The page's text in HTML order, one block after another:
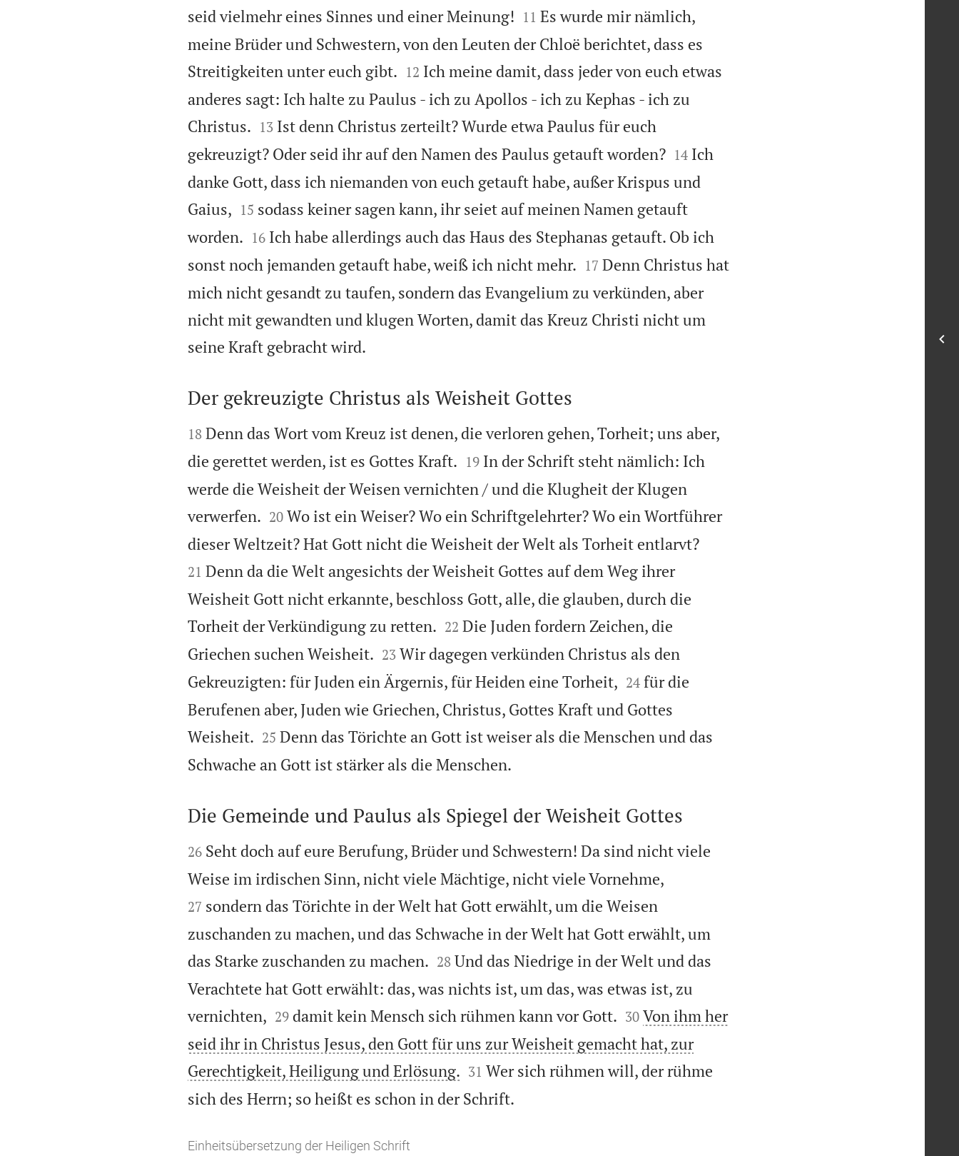
seid vielmehr eines Sinnes und einer Meinung!
11 Es wurde mir nämlich,
meine Brüder und Schwestern, von den Leuten der Chloë berichtet, dass es
Streitigkeiten unter euch gibt.
12 Ich meine damit, dass jeder von euch etwas
anderes sagt: Ich halte zu Paulus - ich zu Apollos - ich zu Kephas - ich zu
Christus.
13 Ist denn Christus zerteilt? Wurde etwa Paulus für euch
gekreuzigt? Oder seid ihr auf den Namen des Paulus getauft worden?
14 Ich
danke Gott, dass ich niemanden von euch getauft habe, außer Krispus und
Gaius,
15 sodass keiner sagen kann, ihr seiet auf meinen Namen getauft
worden.
16 Ich habe allerdings auch das Haus des Stephanas getauft. Ob ich
sonst noch jemanden getauft habe, weiß ich nicht mehr.
17 Denn Christus hat
mich nicht gesandt zu taufen, sondern das Evangelium zu verkünden, aber
nicht mit gewandten und klugen Worten, damit das Kreuz Christi nicht um
seine Kraft gebracht wird.

Der gekreuzigte Christus als Weisheit Gottes

18 Denn das Wort vom Kreuz ist denen, die verloren gehen, Torheit; uns aber,
die gerettet werden, ist es Gottes Kraft.
19 In der Schrift steht nämlich: Ich
werde die Weisheit der Weisen vernichten / und die Klugheit der Klugen
verwerfen.
20 Wo ist ein Weiser? Wo ein Schriftgelehrter? Wo ein Wortführer
dieser Weltzeit? Hat Gott nicht die Weisheit der Welt als Torheit entlarvt?
21 Denn da die Welt angesichts der Weisheit Gottes auf dem Weg ihrer
Weisheit Gott nicht erkannte, beschloss Gott, alle, die glauben, durch die
Torheit der Verkündigung zu retten.
22 Die Juden fordern Zeichen, die
Griechen suchen Weisheit.
23 Wir dagegen verkünden Christus als den
Gekreuzigten: für Juden ein Ärgernis, für Heiden eine Torheit,
24 für die
Berufenen aber, Juden wie Griechen, Christus, Gottes Kraft und Gottes
Weisheit.
25 Denn das Törichte an Gott ist weiser als die Menschen und das
Schwache an Gott ist stärker als die Menschen.

Die Gemeinde und Paulus als Spiegel der Weisheit Gottes

26 Seht doch auf eure Berufung, Brüder und Schwestern! Da sind nicht viele
Weise im irdischen Sinn, nicht viele Mächtige, nicht viele Vornehme,
27 sondern das Törichte in der Welt hat Gott erwählt, um die Weisen
zuschanden zu machen, und das Schwache in der Welt hat Gott erwählt, um
das Starke zuschanden zu machen.
28 Und das Niedrige in der Welt und das
Verachtete hat Gott erwählt: das, was nichts ist, um das, was etwas ist, zu
vernichten,
29 damit kein Mensch sich rühmen kann vor Gott.
30 Von ihm her
seid ihr in Christus Jesus, den Gott für uns zur Weisheit gemacht hat, zur
Gerechtigkeit, Heiligung und Erlösung.
31 Wer sich rühmen will, der rühme
sich des Herrn; so heißt es schon in der Schrift.
Einheitsübersetzung der Heiligen Schrift